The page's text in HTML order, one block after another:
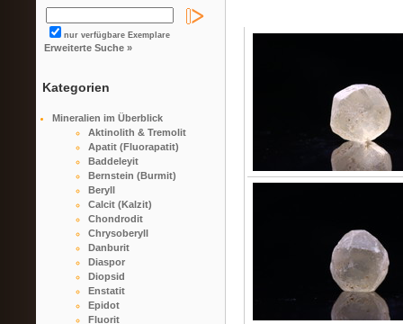
nur verfügbare Exemplare
Erweiterte Suche »
Kategorien
Mineralien im Überblick
Aktinolith & Tremolit
Apatit (Fluorapatit)
Baddeleyit
Bernstein (Burmit)
Beryll
Calcit (Kalzit)
Chondrodit
Chrysoberyll
Danburit
Diaspor
Diopsid
Enstatit
Epidot
Fluorit